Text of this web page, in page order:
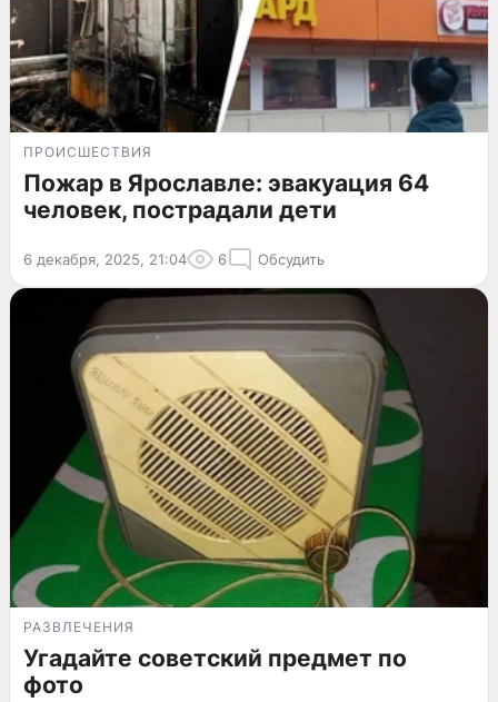
ПРОИСШЕСТВИЯ
Пожар в Ярославле: эвакуация 64
человек, пострадали дети
6 декабря, 2025, 21:04 6 Обсудить
РАЗВЛЕЧЕНИЯ
Угадайте советский предмет по
фото